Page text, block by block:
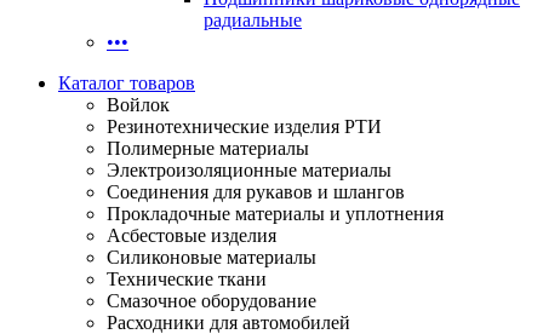
радиальные
•••
Каталог товаров
Войлок
Резинотехнические изделия РТИ
Полимерные материалы
Электроизоляционные материалы
Соединения для рукавов и шлангов
Прокладочные материалы и уплотнения
Асбестовые изделия
Силиконовые материалы
Технические ткани
Смазочное оборудование
Расходники для автомобилей